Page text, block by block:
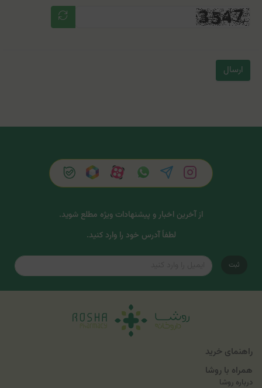
ارسال
از آخرین اخبار و پیشنهادات ویژه مطلع شوید.
لطفاً آدرس خود را وارد کنید.
ثبت
راهنمای خرید
همراه با روشا
درباره روشا